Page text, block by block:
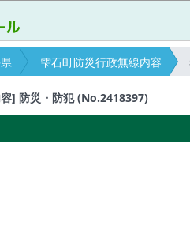
雫石町防災行政無線内容
] 防災・防犯 (No.2418397)